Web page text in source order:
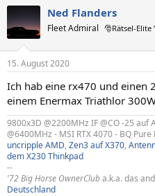
Ned Flanders
Fleet Admiral 🎅Rätsel-Elite
15. August 2020
Ich hab eine rx470 und einen
einem Enermax Triathlor
9800x3D @2200MHz IF @CO -25 auf
@6400MHz - MSI RTX 4070 - BQ
uncripple AMD, Zen3 auf X370,
dem X230 Thinkpad
--
'72 Big Horse OwnerCluba.k.a. das
Deutschland